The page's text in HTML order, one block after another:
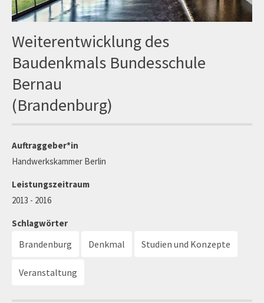
Weiterentwicklung des
Baudenkmals Bundesschule
Bernau
(Brandenburg)
Auftraggeber*in
Handwerkskammer Berlin
Leistungszeitraum
2013 - 2016
Schlagwörter
Brandenburg Denkmal Studien und Konzepte
Veranstaltung